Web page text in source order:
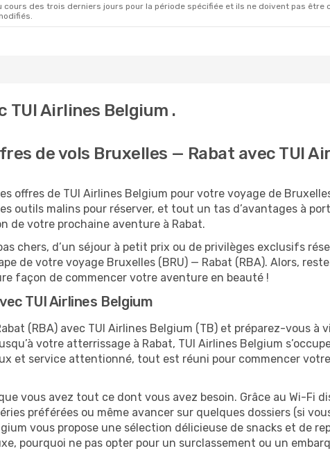
des trois derniers jours pour la période spécifiée et ils ne doivent pas être
TUI Airlines Belgium .
de vols Bruxelles — Rabat avec TUI
offres de TUI Airlines Belgium pour votre voyage de
outils malins pour réserver, et tout un tas d’avantages à
de votre prochaine aventure à Rabat.
chers, d’un séjour à petit prix ou de privilèges exclusifs
de votre voyage Bruxelles (BRU) — Rabat (RBA). Alors,
façon de commencer votre aventure en beauté !
TUI Airlines Belgium
(RBA) avec TUI Airlines Belgium (TB) et préparez-vous
votre atterrissage à Rabat, TUI Airlines Belgium
et service attentionné, tout est réuni pour commencer
vous avez tout ce dont vous avez besoin. Grâce au Wi-Fi
préférées ou même avancer sur quelques dossiers (si
vous propose une sélection délicieuse de snacks et de
pourquoi ne pas opter pour un surclassement ou un